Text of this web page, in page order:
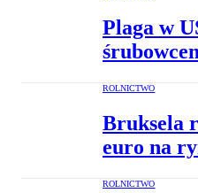
Plaga w
ROLNICTWO
Bruksela
euro na
ROLNICTWO